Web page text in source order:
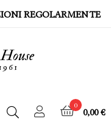
REGOLARMENTE
0
0,00 €